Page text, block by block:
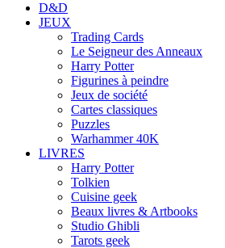
D&D
JEUX
Trading Cards
Le Seigneur des Anneaux
Harry Potter
Figurines à peindre
Jeux de société
Cartes classiques
Puzzles
Warhammer 40K
LIVRES
Harry Potter
Tolkien
Cuisine geek
Beaux livres & Artbooks
Studio Ghibli
Tarots geek